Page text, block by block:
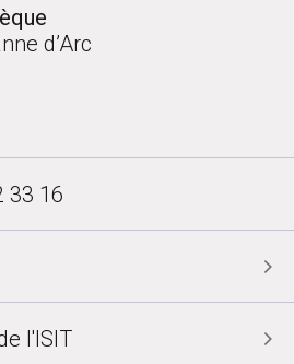
d’Arc
33 16
l'ISIT